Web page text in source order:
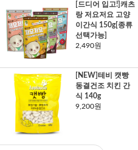
[드디어 입고!]캐츠
랑 저요저요 고양
이간식 150g[종류
선택가능]
2,490원
[NEW]테비 캣빵
동결건조 치킨 간
식 140g
9,200원